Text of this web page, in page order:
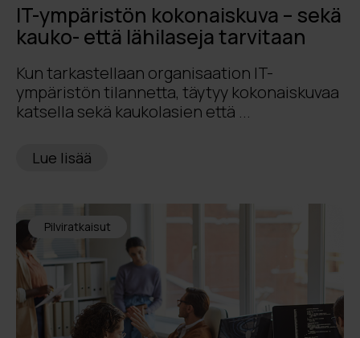
IT-ympäristön kokonaiskuva – sekä
kauko- että lähilaseja tarvitaan
Kun tarkastellaan organisaation IT-
ympäristön tilannetta, täytyy kokonaiskuvaa
katsella sekä kaukolasien että ...
Lue lisää
Pilviratkaisut